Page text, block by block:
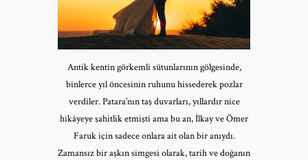
Antik kentin görkemli sütunlarının gölgesinde,
binlerce yıl öncesinin ruhunu hissederek pozlar
verdiler. Patara’nın taş duvarları, yıllardır nice
hikâyeye şahitlik etmişti ama bu an, İlkay ve Ömer
Faruk için sadece onlara ait olan bir anıydı.
Zamansız bir aşkın simgesi olarak, tarih ve doğanın